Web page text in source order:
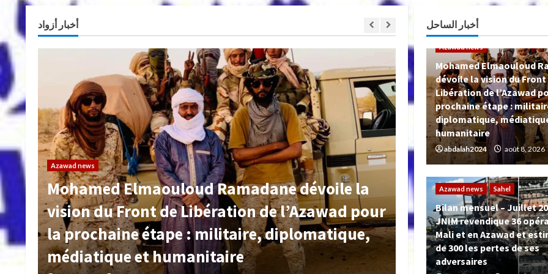
du Front de Libération de l’Azawad pour la prochaine étape : militaire, diplomatique, médiatique et humanitaire
أخبار أزواد
Azawad news
Le CD-DPA alerte sur une dangereuse escalade
des violences contre les civils en Azawad et
appelle à une enquête internationale urgente
Azawad news Sahel
Bilan mensuel –
revendique 36
Azawad et
ses adversaires
أخبار الساحل
Azawad news
Mohamed Elmaouloud
dévoile la vision du Front
Libération de l’Azawad
prochaine étape :
diplomatique,
humanitaire
abdalah2024 août 8, 2026
Azawad news Sahel
Bilan mensuel – Juillet
JNIM revendique 36
Mali et en Azawad et
de 300 les pertes de ses
adversaires